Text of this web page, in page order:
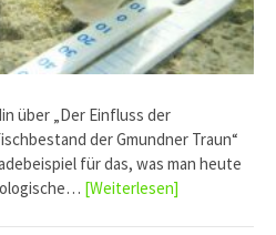
über „Der Einfluss der
der Gmundner Traun“
für das, was man heute
[Weiterlesen]